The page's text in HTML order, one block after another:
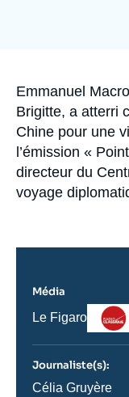
Accroche
Emmanuel
Brigitte, a atterri
Chine pour une
l’émission «
directeur du
voyage
Média
Nom
journal,
ou
émission
Le Figaro
Logo
Journaliste(s):
Journaliste
Célia Gruyère